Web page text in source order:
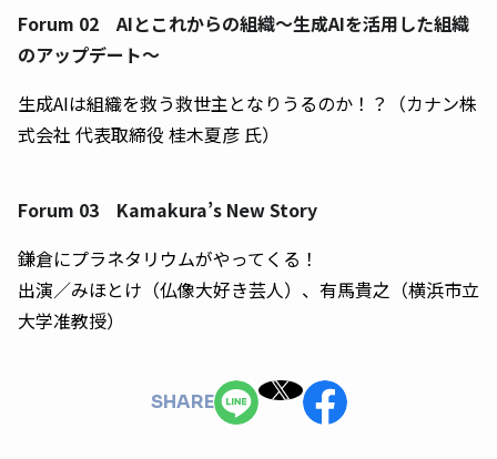
Forum 02 AIとこれからの組織〜生成AIを活用した組織
のアップデート〜
生成AIは組織を救う救世主となりうるのか！？（カナン株
式会社 代表取締役 桂木夏彦 氏）
Forum 03 Kamakura’s New Story
鎌倉にプラネタリウムがやってくる！
出演／みほとけ（仏像大好き芸人）、有馬貴之（横浜市立
大学准教授）
SHARE